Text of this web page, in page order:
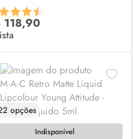
118,90
opções
Indisponível